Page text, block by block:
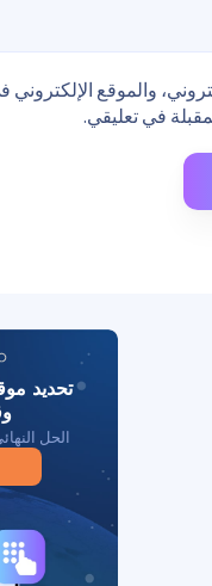
والموقع الإلكتروني
في تعليقي.
تحديد
الحل